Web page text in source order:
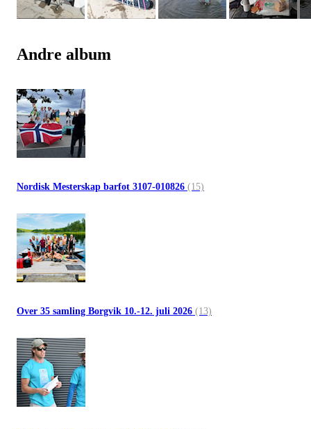
Andre album
Nordisk Mesterskap barfot 3107-010826 (15)
Over 35 samling Borgvik 10.-12. juli 2026 (13)